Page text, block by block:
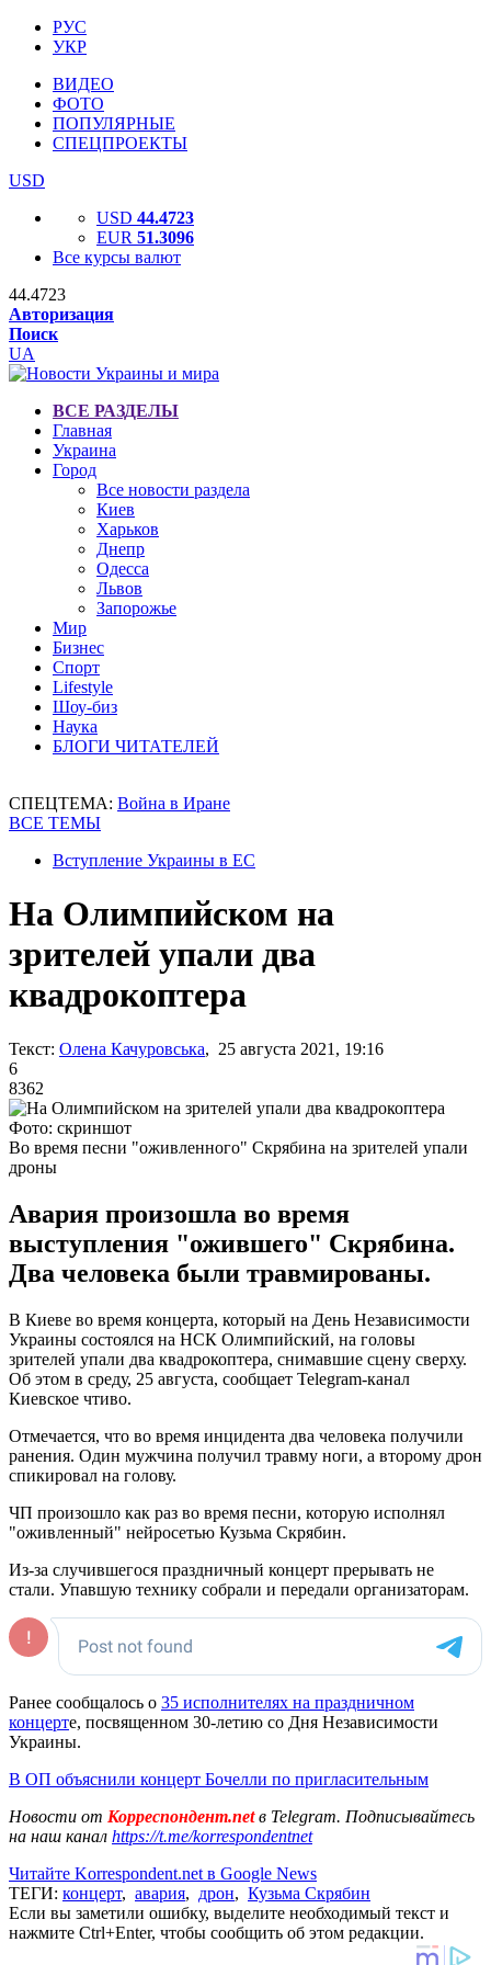
РУС
УКР
ВИДЕО
ФОТО
ПОПУЛЯРНЫЕ
СПЕЦПРОЕКТЫ
USD
USD 44.4723
EUR 51.3096
Все курсы валют
44.4723
Авторизация
Поиск
UA
ВСЕ РАЗДЕЛЫ
Главная
Украина
Город
Все новости раздела
Киев
Харьков
Днепр
Одесса
Львов
Запорожье
Мир
Бизнес
Спорт
Lifestyle
Шоу-биз
Наука
БЛОГИ ЧИТАТЕЛЕЙ
СПЕЦТЕМА: Война в Иране
ВСЕ ТЕМЫ
Вступление Украины в ЕС
На Олимпийском на
зрителей упали два
квадрокоптера
Текст: Олена Качуровська, 25 августа 2021, 19:16
6
8362
Фото: скриншот
Во время песни "оживленного" Скрябина на зрителей упали
дроны
Авария произошла во время
выступления "ожившего" Скрябина.
Два человека были травмированы.
В Киеве во время концерта, который на День Независимости
Украины состоялся на НСК Олимпийский, на головы
зрителей упали два квадрокоптера, снимавшие сцену сверху.
Об этом в среду, 25 августа, сообщает Telegram-канал
Киевское чтиво.
Отмечается, что во время инцидента два человека получили
ранения. Один мужчина получил травму ноги, а второму дрон
спикировал на голову.
ЧП произошло как раз во время песни, которую исполнял
"оживленный" нейросетью Кузьма Скрябин.
Из-за случившегося праздничный концерт прерывать не
стали. Упавшую технику собрали и передали организаторам.
Ранее сообщалось о 35 исполнителях на праздничном
концерте, посвященном 30-летию со Дня Независимости
Украины.
В ОП объяснили концерт Бочелли по пригласительным
Новости от Корреспондент.netв Telegram. Подписывайтесь
на наш канал https://t.me/korrespondentnet
Читайте Korrespondent.net в Google News
ТЕГИ: концерт, авария, дрон, Кузьма Скрябин
Если вы заметили ошибку, выделите необходимый текст и
нажмите Ctrl+Enter, чтобы сообщить об этом редакции.